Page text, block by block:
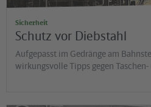
Sicherheit
Schutz vor Diebstahl
Aufgepasst im Gedränge am
wirkungsvolle Tipps gegen Taschen-